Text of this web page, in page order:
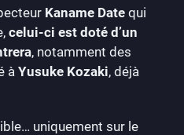
Kaname Date qui
celui-ci est doté d’un
, notamment des
à Yusuke Kozaki, déjà
uniquement sur le